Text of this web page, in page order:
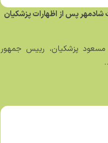
پس از اظهارات پزشکیان
مسعود پزشکیان، رییس جمهور